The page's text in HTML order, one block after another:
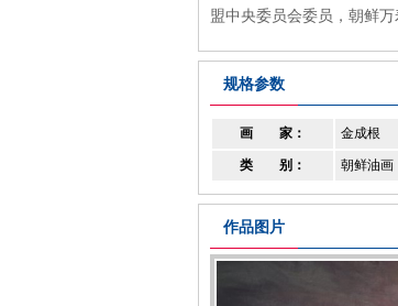
盟中央委员会委员，朝鲜
规格参数
画 家： 金成根
类 别： 朝鲜油画
作品图片